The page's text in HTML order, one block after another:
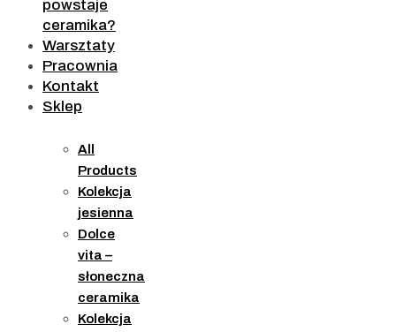
powstaje
ceramika?
Warsztaty
Pracownia
Kontakt
Sklep
All
Products
Kolekcja
jesienna
Dolce
vita –
słoneczna
ceramika
Kolekcja